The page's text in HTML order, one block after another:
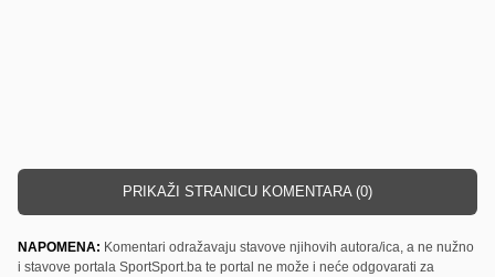
PRIKAŽI STRANICU KOMENTARA (0)
NAPOMENA: Komentari odražavaju stavove njihovih autora/ica, a ne nužno
i stavove portala SportSport.ba te portal ne može i neće odgovarati za